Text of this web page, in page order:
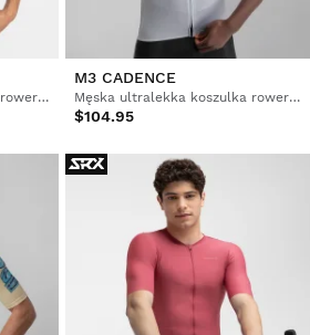
Męska ultralekka koszulka rowerowa
M3 CADENCE
Męska ultralekka koszulka rowerowa
$104.95